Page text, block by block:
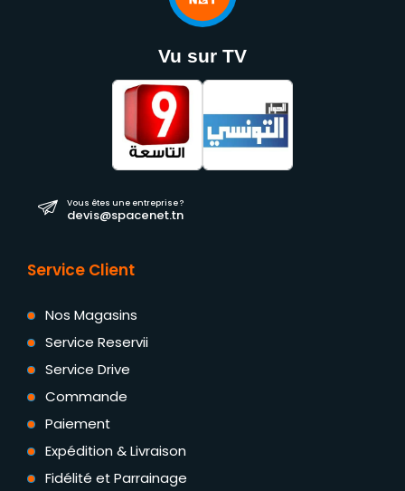
Vu sur TV
Vous êtes une entreprise ?
devis@spacenet.tn
Service Client
Nos Magasins
Service Reservii
Service Drive
Commande
Paiement
Expédition & Livraison
Fidélité et Parrainage